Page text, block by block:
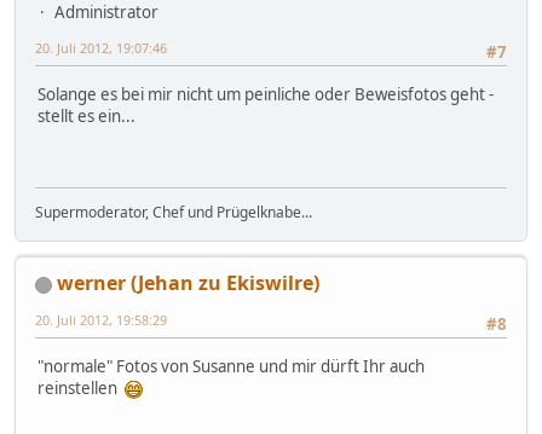
Administrator
#7
20. Juli 2012, 19:07:46
Solange es bei mir nicht um peinliche oder Beweisfotos geht -
stellt es ein...
Supermoderator, Chef und Prügelknabe...
werner (Jehan zu Ekiswilre)
#8
20. Juli 2012, 19:58:29
"normale" Fotos von Susanne und mir dürft Ihr auch
reinstellen